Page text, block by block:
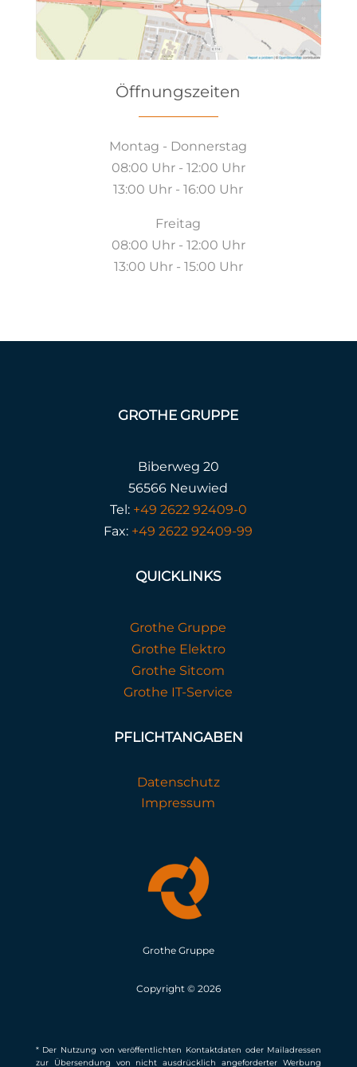
Öffnungszeiten
Montag - Donnerstag
08:00 Uhr - 12:00 Uhr
13:00 Uhr - 16:00 Uhr
Freitag
08:00 Uhr - 12:00 Uhr
13:00 Uhr - 15:00 Uhr
GROTHE GRUPPE
Biberweg 20
56566 Neuwied
Tel: +49 2622 92409-0
Fax: +49 2622 92409-99
QUICKLINKS
Grothe Gruppe
Grothe Elektro
Grothe Sitcom
Grothe IT-Service
PFLICHTANGABEN
Datenschutz
Impressum
Grothe Gruppe
Copyright © 2026
* Der Nutzung von veröffentlichten Kontaktdaten oder Mailadressen
zur Übersendung von nicht ausdrücklich angeforderter Werbung